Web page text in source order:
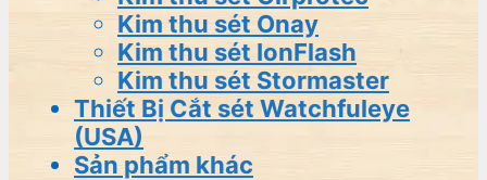
Kim thu sét Onay
Kim thu sét IonFlash
Kim thu sét Stormaster
Thiết Bị Cắt sét Watchfuleye
(USA)
Sản phẩm khác